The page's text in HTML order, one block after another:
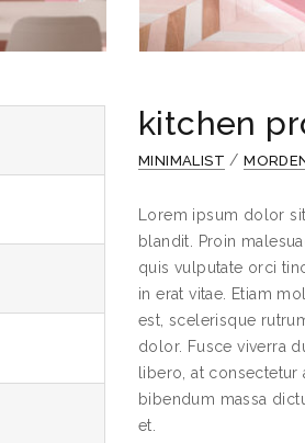
kitchen
MINIMALIST /
Lorem ipsum dolor
blandit. Proin
quis vulputate orci
in erat vitae. Etiam
est, scelerisque
dolor. Fusce viverra
libero, at consectetur
bibendum massa
et.